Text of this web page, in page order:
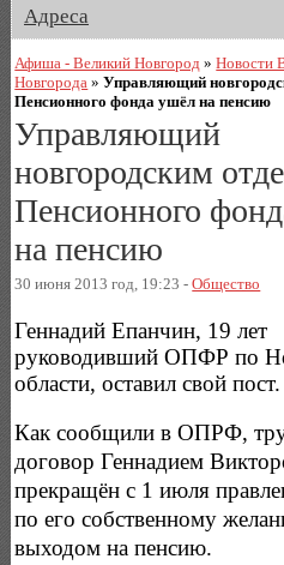
Адреса
Афиша - Великий Новгород »Новости
Новгорода »Управляющий
Пенсионного фонда ушёл на пенсию
Управляющий
новгородским
Пенсионного
на пенсию
30 июня 2013 год, 19:23 -Общество
Геннадий Епанчин, 19 лет
руководивший ОПФР по
области, оставил свой пост.
Как сообщили в ОПРФ,
договор Геннадием
прекращён с 1 июля
по его собственному
выходом на пенсию.